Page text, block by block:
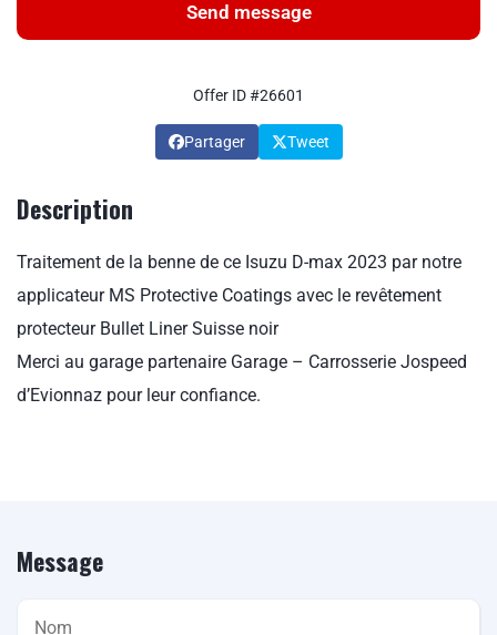
Send message
Offer ID #26601
Partager Tweet
Description
Traitement de la benne de ce Isuzu D-max 2023 par notre
applicateur MS Protective Coatings avec le revêtement
protecteur Bullet Liner Suisse noir
Merci au garage partenaire Garage – Carrosserie Jospeed
d’Evionnaz pour leur confiance.
Message